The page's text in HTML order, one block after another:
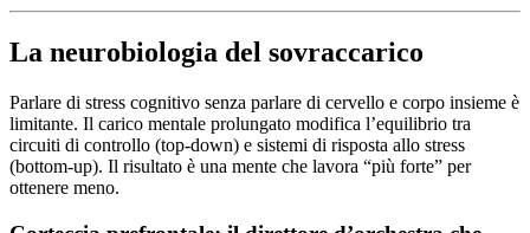
La neurobiologia del sovraccarico
Parlare di stress cognitivo senza parlare di cervello e corpo insieme è
limitante. Il carico mentale prolungato modifica l’equilibrio tra
circuiti di controllo (top-down) e sistemi di risposta allo stress
(bottom-up). Il risultato è una mente che lavora “più forte” per
ottenere meno.